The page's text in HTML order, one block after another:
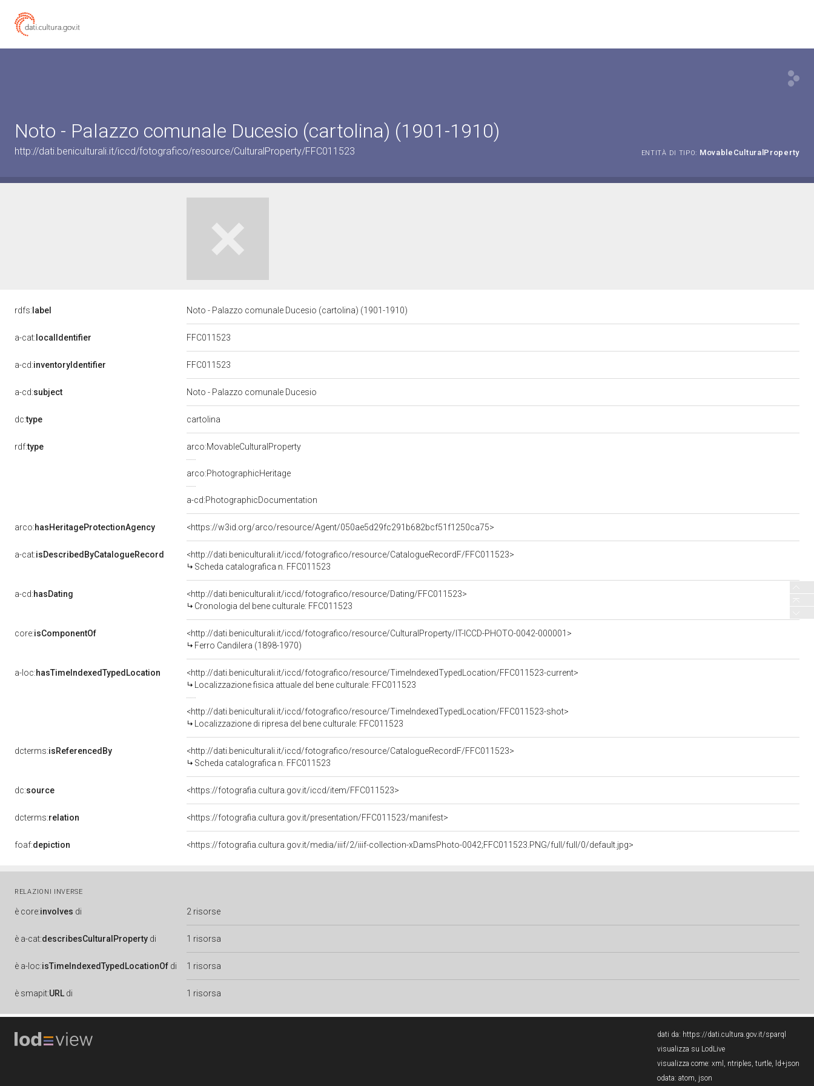
Noto - Palazzo comunale Ducesio (cartolina) (1901-1910)
http://dati.beniculturali.it/iccd/fotografico/resource/CulturalProperty/FFC011523 ENTITÀ DI TIPO: MovableCulturalProperty
rdfs: label Noto - Palazzo comunale Ducesio (cartolina) (1901-1910)
a-cat: localIdentifier FFC011523
a-cd:inventoryIdentifier FFC011523
a-cd:subject Noto - Palazzo comunale Ducesio
dc:type cartolina
rdf:type arco:MovableCulturalProperty
arco:PhotographicHeritage
a-cd:PhotographicDocumentation
arco:hasHeritageProtectionAgency <https://w3id.org/arco/resource/Agent/050ae5d29fc291b682bcf51f1250ca75>
a-cat:isDescribedByCatalogueRecord
<http://dati.beniculturali.it/iccd/fotografico/resource/CatalogueRecordF/FFC011523>
Scheda catalografica n. FFC011523
a-cd:hasDating
<http://dati.beniculturali.it/iccd/fotografico/resource/Dating/FFC011523>
Cronologia del bene culturale: FFC011523
core:isComponentOf
<http://dati.beniculturali.it/iccd/fotografico/resource/CulturalProperty/IT-ICCD-PHOTO-0042-000001>
Ferro Candilera (1898-1970)
a-loc:hasTimeIndexedTypedLocation
<http://dati.beniculturali.it/iccd/fotografico/resource/TimeIndexedTypedLocation/FFC011523-current>
Localizzazione fisica attuale del bene culturale: FFC011523
<http://dati.beniculturali.it/iccd/fotografico/resource/TimeIndexedTypedLocation/FFC011523-shot>
Localizzazione di ripresa del bene culturale: FFC011523
dcterms:isReferencedBy
<http://dati.beniculturali.it/iccd/fotografico/resource/CatalogueRecordF/FFC011523>
Scheda catalografica n. FFC011523
dc:source <https://fotografia.cultura.gov.it/iccd/item/FFC011523>
dcterms:relation <https://fotografia.cultura.gov.it/presentation/FFC011523/manifest>
foaf:depiction <https://fotografia.cultura.gov.it/media/iiif/2/iiif-collection-xDamsPhoto-0042;FFC011523.PNG/full/full/0/default.jpg>
RELAZIONI INVERSE
è core:involves di 2 risorse
è a-cat:describesCulturalProperty di 1 risorsa
è a-loc:isTimeIndexedTypedLocationOf di 1 risorsa
è smapit:URL di 1 risorsa
dati da: https://dati.cultura.gov.it/sparql
visualizza su LodLive
visualizza come: xml , ntriples, turtle, ld+json
odata: atom, json